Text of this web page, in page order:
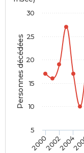
Personnes décédées
200020022004
5
10
15
20
25
30